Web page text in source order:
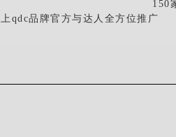
150
上 qdc品牌官方与达人 全方位推广